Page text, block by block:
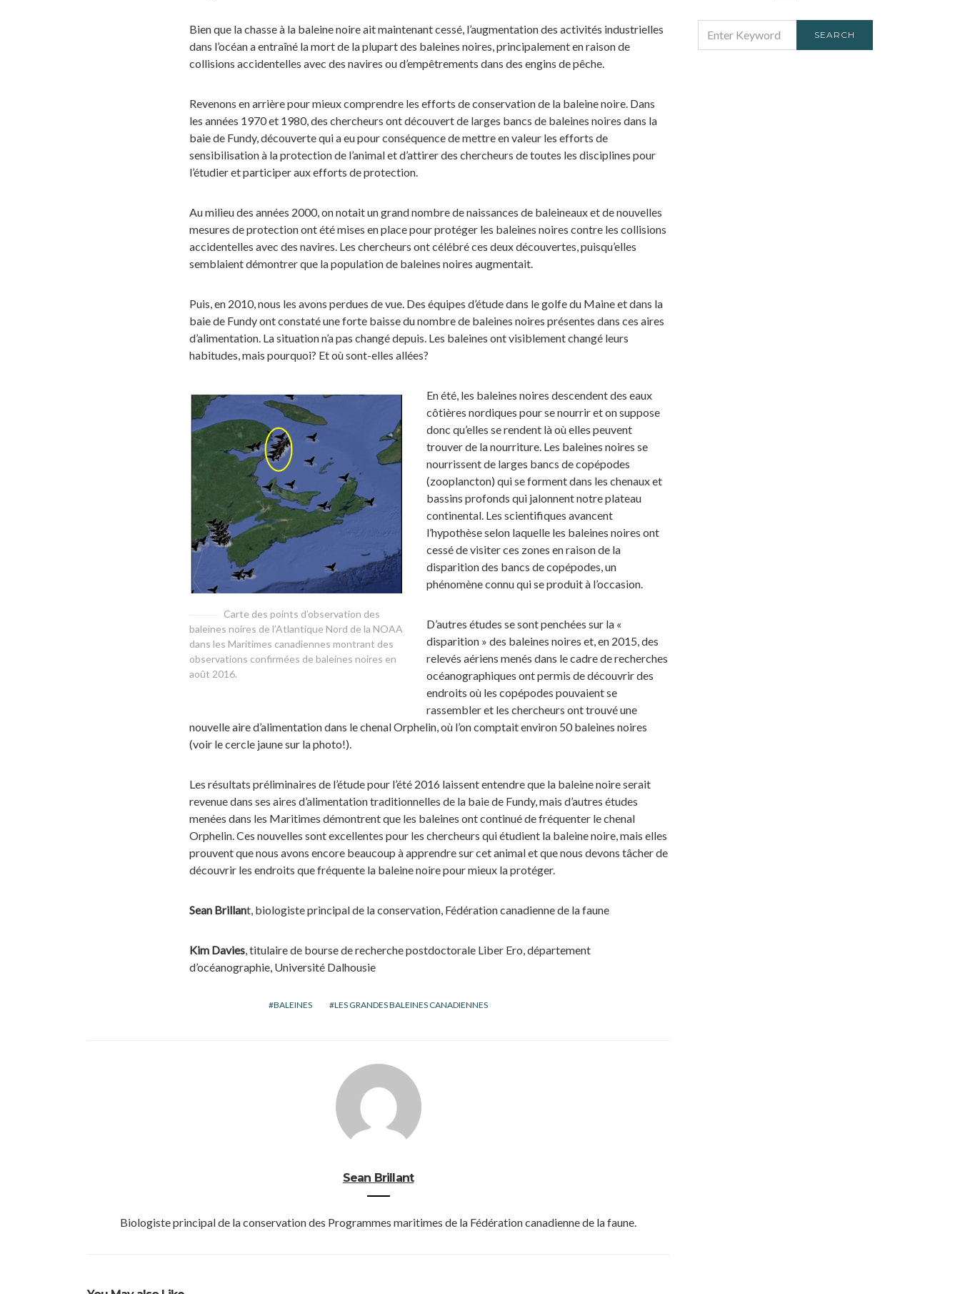
Bien que la chasse à la baleine noire ait maintenant cessé, l’augmentation des activités industrielles
dans l’océan a entraîné la mort de la plupart des baleines noires, principalement en raison de
collisions accidentelles avec des navires ou d’empêtrements dans des engins de pêche.
Revenons en arrière pour mieux comprendre les efforts de conservation de la baleine noire. Dans
les années 1970 et 1980, des chercheurs ont découvert de larges bancs de baleines noires dans la
baie de Fundy, découverte qui a eu pour conséquence de mettre en valeur les efforts de
sensibilisation à la protection de l’animal et d’attirer des chercheurs de toutes les disciplines pour
l’étudier et participer aux efforts de protection.
Au milieu des années 2000, on notait un grand nombre de naissances de baleineaux et de nouvelles
mesures de protection ont été mises en place pour protéger les baleines noires contre les collisions
accidentelles avec des navires. Les chercheurs ont célébré ces deux découvertes, puisqu’elles
semblaient démontrer que la population de baleines noires augmentait.
Puis, en 2010, nous les avons perdues de vue. Des équipes d’étude dans le golfe du Maine et dans la
baie de Fundy ont constaté une forte baisse du nombre de baleines noires présentes dans ces aires
d’alimentation. La situation n’a pas changé depuis. Les baleines ont visiblement changé leurs
habitudes, mais pourquoi? Et où sont-elles allées?
Carte des points d’observation des
baleines noires de l’Atlantique Nord de la NOAA
dans les Maritimes canadiennes montrant des
observations confirmées de baleines noires en
août 2016.
En été, les baleines noires descendent des eaux
côtières nordiques pour se nourrir et on suppose
donc qu’elles se rendent là où elles peuvent
trouver de la nourriture. Les baleines noires se
nourrissent de larges bancs de copépodes
(zooplancton) qui se forment dans les chenaux et
bassins profonds qui jalonnent notre plateau
continental. Les scientifiques avancent
l’hypothèse selon laquelle les baleines noires ont
cessé de visiter ces zones en raison de la
disparition des bancs de copépodes, un
phénomène connu qui se produit à l’occasion.
D’autres études se sont penchées sur la «
disparition » des baleines noires et, en 2015, des
relevés aériens menés dans le cadre de recherches
océanographiques ont permis de découvrir des
endroits où les copépodes pouvaient se
rassembler et les chercheurs ont trouvé une
nouvelle aire d’alimentation dans le chenal Orphelin, où l’on comptait environ 50 baleines noires
(voir le cercle jaune sur la photo!).
Les résultats préliminaires de l’étude pour l’été 2016 laissent entendre que la baleine noire serait
revenue dans ses aires d’alimentation traditionnelles de la baie de Fundy, mais d’autres études
menées dans les Maritimes démontrent que les baleines ont continué de fréquenter le chenal
Orphelin. Ces nouvelles sont excellentes pour les chercheurs qui étudient la baleine noire, mais elles
prouvent que nous avons encore beaucoup à apprendre sur cet animal et que nous devons tâcher de
découvrir les endroits que fréquente la baleine noire pour mieux la protéger.
Sean Brillant, biologiste principal de la conservation, Fédération canadienne de la faune
Kim Davies, titulaire de bourse de recherche postdoctorale Liber Ero, département
d’océanographie, Université Dalhousie
BALEINES LES GRANDES BALEINES CANADIENNES
Sean Brillant
Biologiste principal de la conservation des Programmes maritimes de la Fédération canadienne de la faune.
FOR:
SEARCH